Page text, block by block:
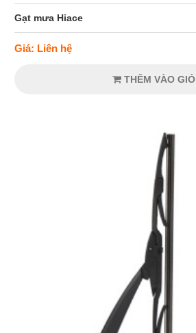
Gạt mưa Hiace
Giá: Liên hệ
THÊM VÀO GIỎ